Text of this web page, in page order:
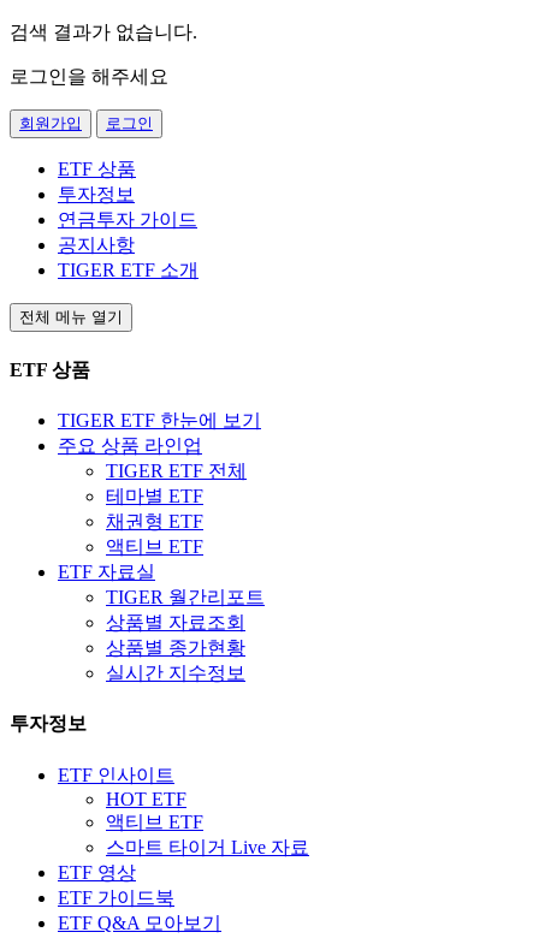
검색 결과가 없습니다.
로그인을 해주세요
회원가입 로그인
ETF 상품
투자정보
연금투자 가이드
공지사항
TIGER ETF 소개
전체 메뉴 열기
ETF 상품
TIGER ETF 한눈에 보기
주요 상품 라인업
TIGER ETF 전체
테마별 ETF
채권형 ETF
액티브 ETF
ETF 자료실
TIGER 월간리포트
상품별 자료조회
상품별 종가현황
실시간 지수정보
투자정보
ETF 인사이트
HOT ETF
액티브 ETF
스마트 타이거 Live 자료
ETF 영상
ETF 가이드북
ETF Q&A 모아보기